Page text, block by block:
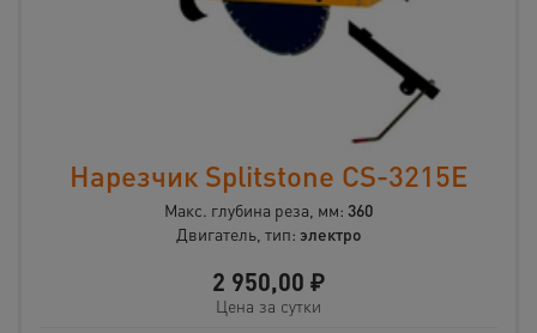
Нарезчик Splitstone CS-3215E
Макс. глубина реза, мм: 360
Двигатель, тип: электро
2 950,00 ₽
Цена за сутки